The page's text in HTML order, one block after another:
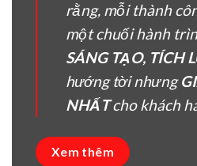
rằng, mỗi thành
một chuối hành
SÁNG TẠO, TÍCH
hướng tời nhưng
NHẤTcho khách
Xem thêm